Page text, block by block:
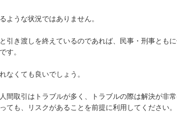
ような状況ではありません。
引き渡しを終えているのであれば、民事・刑事とも
す。
なくても良いでしょう。
間取引はトラブルが多く、トラブルの際は解決が非
ても、リスクがあることを前提に利用してください。